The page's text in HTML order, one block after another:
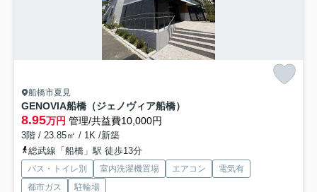
船橋市夏見
GENOVIA船橋（ジェノヴィア船橋）
8.95万円 管理/共益費10,000円
3階 / 23.85㎡ / 1K /新築
総武線「船橋」駅 徒歩13分
バス・トイレ別 室内洗濯機置場 エアコン
電気有
都市ガス
駐輪場